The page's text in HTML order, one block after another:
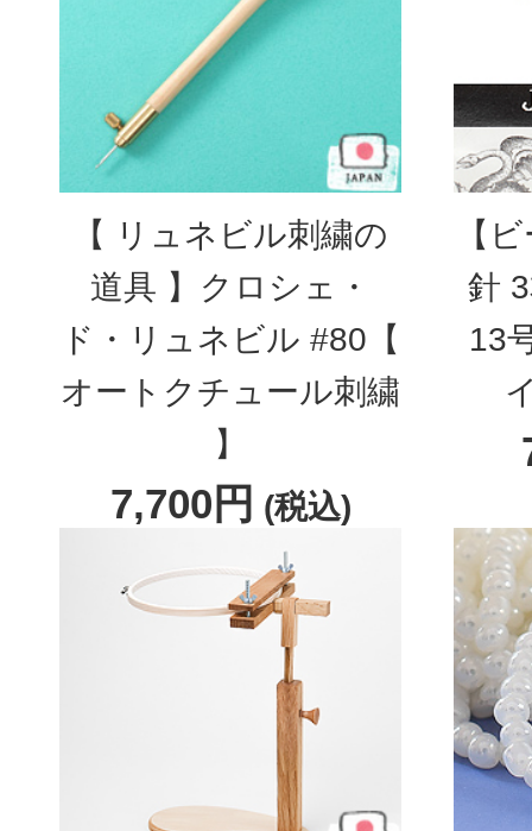
【 リュネビル刺繍の
道具 】クロシェ・
ド・リュネビル #80【
オートクチュール刺繍
】
7,700円 (税込)
【
針
13